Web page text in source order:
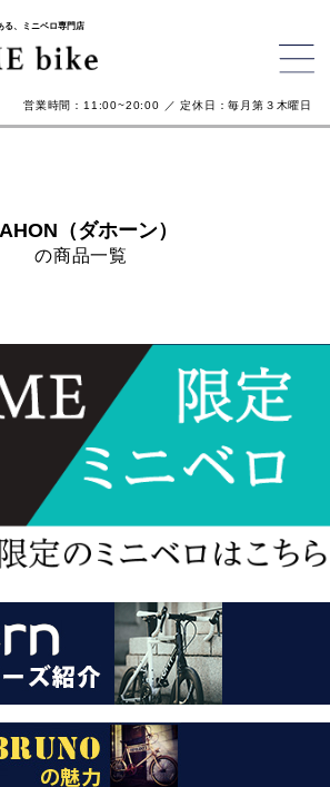
る、ミニベロ専門店
営業時間：11:00~20:00 ／ 定休日：毎月第３木曜日
（ダホーン）
の商品一覧